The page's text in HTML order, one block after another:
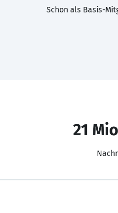
Schon als Basis-
21